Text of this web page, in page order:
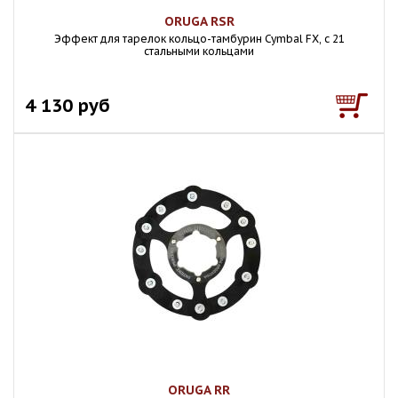
ORUGA RSR
Эффект для тарелок кольцо-тамбурин Cymbal FX, с 21
стальными кольцами
4 130 руб
ORUGA RR